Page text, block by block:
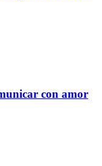
con amor